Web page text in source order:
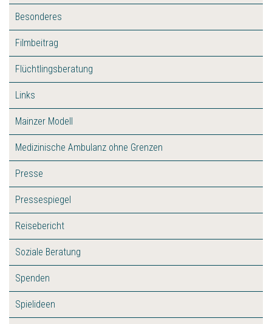
Besonderes
Filmbeitrag
Flüchtlingsberatung
Links
Mainzer Modell
Medizinische Ambulanz ohne Grenzen
Presse
Pressespiegel
Reisebericht
Soziale Beratung
Spenden
Spielideen